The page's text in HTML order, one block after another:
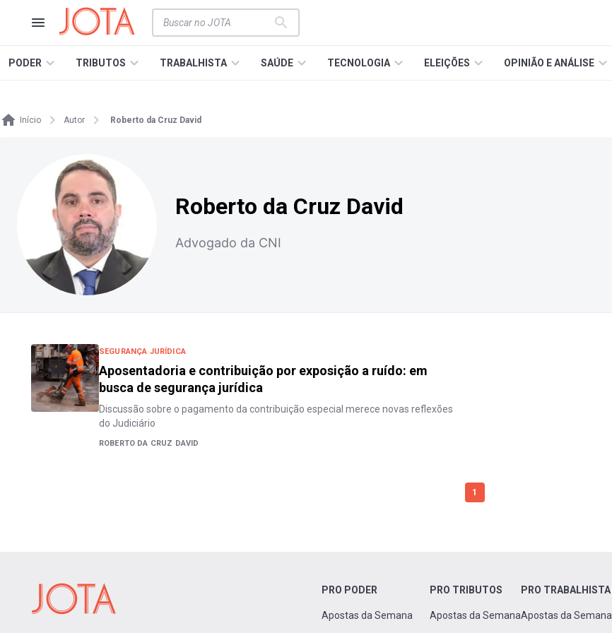
PODER TRIBUTOS TRABALHISTA SAÚDE TECNOLOGIA ELEIÇÕES OPINIÃO E ANÁLISE
Início Autor Roberto da Cruz David
Roberto da Cruz David
Advogado da CNI
SEGURANÇA JURÍDICA
Aposentadoria e contribuição por exposição a ruído: em
busca de segurança jurídica
Discussão sobre o pagamento da contribuição especial merece novas reflexões
do Judiciário
ROBERTO DA CRUZ DAVID
1
PRO PODER
Apostas da Semana
PRO TRIBUTOS
Apostas da Semana
PRO TRABALHISTA
Apostas da Semana